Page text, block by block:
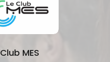
Club MES